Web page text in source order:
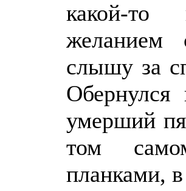
какой-то
желанием
слышу за
умерший
том
планками,